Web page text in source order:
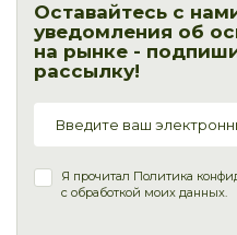
Оставайтесь с
уведомления об
на рынке -
рассылку!
Я прочитал Политика
с обработкой моих данных.